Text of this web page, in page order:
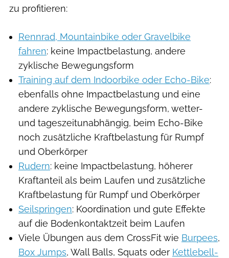
zu profitieren:
Rennrad, Mountainbike oder Gravelbike
fahren: keine Impactbelastung, andere
zyklische Bewegungsform
Training auf dem Indoorbike oder Echo-Bike:
ebenfalls ohne Impactbelastung und eine
andere zyklische Bewegungsform, wetter-
und tageszeitunabhängig, beim Echo-Bike
noch zusätzliche Kraftbelastung für Rumpf
und Oberkörper
Rudern: keine Impactbelastung, höherer
Kraftanteil als beim Laufen und zusätzliche
Kraftbelastung für Rumpf und Oberkörper
Seilspringen: Koordination und gute Effekte
auf die Bodenkontaktzeit beim Laufen
Viele Übungen aus dem CrossFit wie Burpees,
Box Jumps, Wall Balls, Squats oder Kettlebell-